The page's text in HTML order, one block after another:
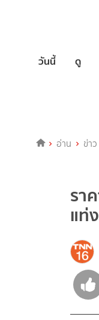
วันนี้ ดู
อ่าน ข่าว
รา
แท่